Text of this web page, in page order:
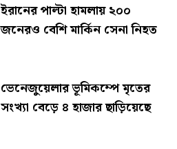
ইরানের পাল্টা হামলায় ২০০
জনেরও বেশি মার্কিন সেনা নিহত
ভেনেজুয়েলার ভূমিকম্পে মৃতের
সংখ্যা বেড়ে ৪ হাজার ছাড়িয়েছে